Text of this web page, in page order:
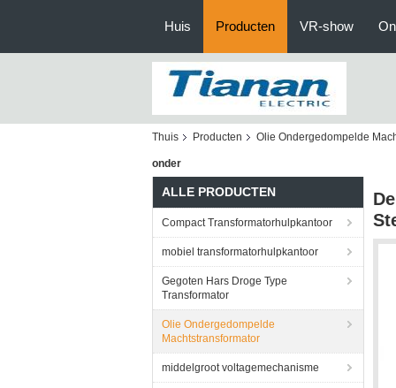
Huis Producten VR-show
Thuis Producten Olie Ondergedompelde
onder
ALLE PRODUCTEN
Compact Transformatorhulpkantoor
mobiel transformatorhulpkantoor
Gegoten Hars Droge Type
Transformator
Olie Ondergedompelde
Machtstransformator
middelgroot voltagemechanisme